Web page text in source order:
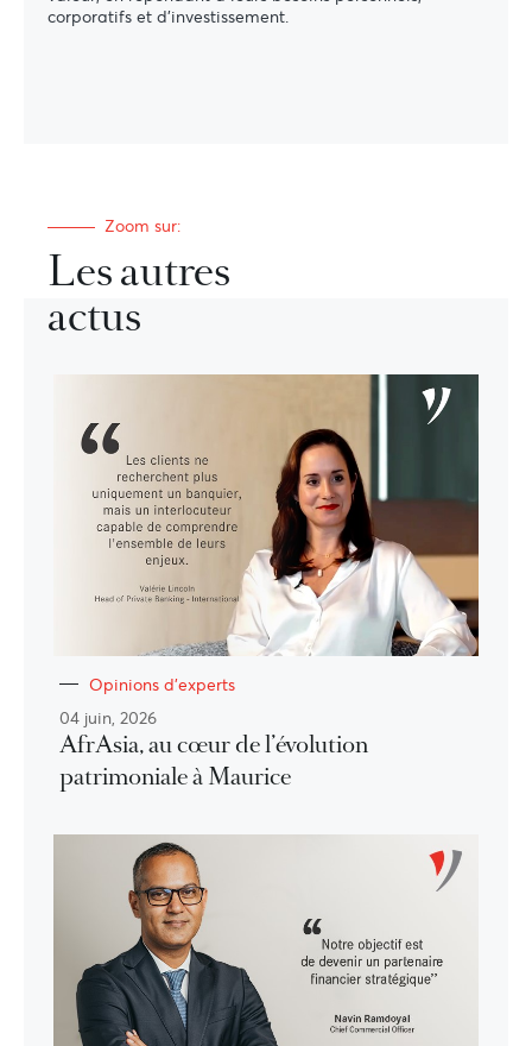
corporatifs et d'investissement.
Zoom sur:
Les autres
actus
Opinions d'experts
04 juin, 2026
AfrAsia, au cœur de l’évolution
patrimoniale à Maurice